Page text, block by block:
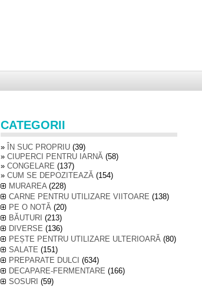
CATEGORII
ÎN SUC PROPRIU (39)
CIUPERCI PENTRU IARNĂ (58)
CONGELARE (137)
CUM SE DEPOZITEAZĂ (154)
MURAREA(228)
CARNE PENTRU UTILIZARE VIITOARE (138)
PE O NOTĂ (20)
BĂUTURI (213)
DIVERSE (136)
PEȘTE PENTRU UTILIZARE ULTERIOARĂ (80)
SALATE (151)
PREPARATE DULCI (634)
DECAPARE-FERMENTARE (166)
SOSURI (59)